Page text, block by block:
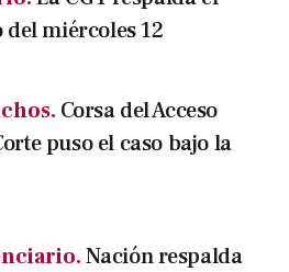
miércoles 12
Corsa del Acceso
puso el caso bajo la
Nación respalda